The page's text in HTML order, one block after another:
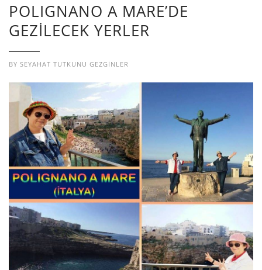
POLIGNANO A MARE’DE
GEZİLECEK YERLER
BY SEYAHAT TUTKUNU GEZGINLER